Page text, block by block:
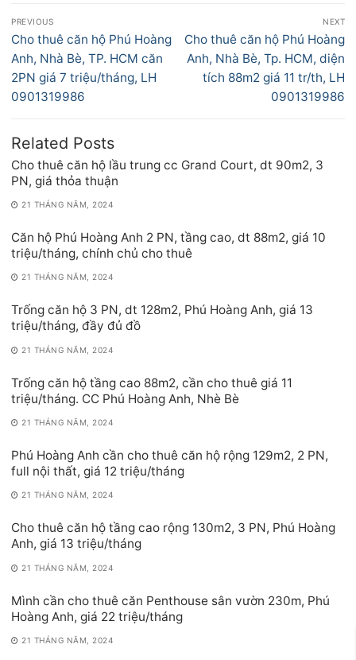
Điều
hướng
bài
viết
PREVIOUS
Previous
post:
Cho thuê căn hộ Phú Hoàng
Anh, Nhà Bè, TP. HCM căn
2PN giá 7 triệu/tháng, LH
0901319986
NEXT
Next
post:
Cho thuê căn hộ Phú Hoàng
Anh, Nhà Bè, Tp. HCM, diện
tích 88m2 giá 11 tr/th, LH
0901319986
Related Posts
Cho thuê căn hộ lầu trung cc Grand Court, dt 90m2, 3
PN, giá thỏa thuận
21 THÁNG NĂM, 2024
Căn hộ Phú Hoàng Anh 2 PN, tầng cao, dt 88m2, giá 10
triệu/tháng, chính chủ cho thuê
21 THÁNG NĂM, 2024
Trống căn hộ 3 PN, dt 128m2, Phú Hoàng Anh, giá 13
triệu/tháng, đầy đủ đồ
21 THÁNG NĂM, 2024
Trống căn hộ tầng cao 88m2, cần cho thuê giá 11
triệu/tháng. CC Phú Hoàng Anh, Nhè Bè
21 THÁNG NĂM, 2024
Phú Hoàng Anh cần cho thuê căn hộ rộng 129m2, 2 PN,
full nội thất, giá 12 triệu/tháng
21 THÁNG NĂM, 2024
Cho thuê căn hộ tầng cao rộng 130m2, 3 PN, Phú Hoàng
Anh, giá 13 triệu/tháng
21 THÁNG NĂM, 2024
Mình cần cho thuê căn Penthouse sân vườn 230m, Phú
Hoàng Anh, giá 22 triệu/tháng
21 THÁNG NĂM, 2024